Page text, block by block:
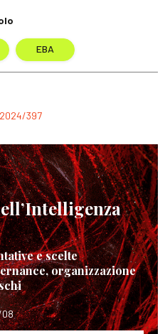
EBA
397
e scelte
organizzazione
08